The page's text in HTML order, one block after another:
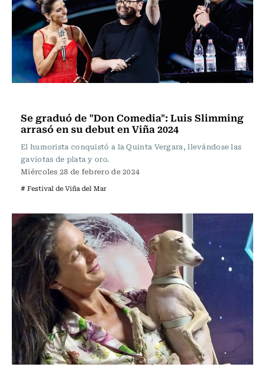
Se graduó de "Don Comedia": Luis Slimming
arrasó en su debut en Viña 2024
El humorista conquistó a la Quinta Vergara, llevándose las
gaviotas de plata y oro.
Miércoles 28 de febrero de 2024
# Festival de Viña del Mar